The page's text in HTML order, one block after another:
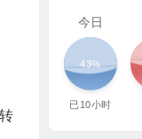
今日
43%
已10小时